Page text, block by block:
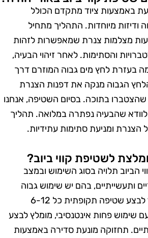
באמצעות ציוד מתקדם הכולל
מיוחדות. התהליך מתחיל
מצלמות צנרת שמאפשרות לזהות
והסתימות. לאחר זיהוי הבעיה,
לחץ מים גבוה המוזרם דרך
הגבוה מנקה את דפנות הצנרת
בתוכה. בסיום השטיפה, אנחנו
שהבעיה נפתרה במלואה. תהליך
הצנרת ומניעת סתימות עתידיות.
לשטיפת קווי ביוב?
תלויה בסוג השימוש ובמצב
ותעשייתיים, בהם יש שימוש גבוה
במערכת הביוב, מומלץ לבצע שטיפה תקופתית כל 6-12
שימוש פחות אינטנסיבי, מומלץ לבצע
תחזוקה מונעת סדירה באמצעות